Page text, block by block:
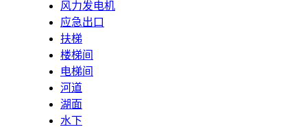
风力发电机
应急出口
扶梯
楼梯间
电梯间
河道
湖面
水下